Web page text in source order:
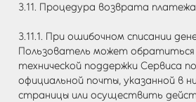
3.11. Процедура возврата
3.11.1. При ошибочном списании
Пользователь может обратиться
технической поддержки Сервиса
официальной почты, указанной в
страницы или осуществить